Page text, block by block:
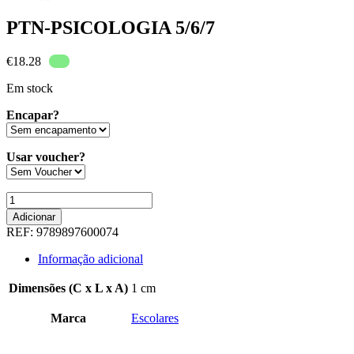
PTN-PSICOLOGIA 5/6/7
€18.28
Em stock
Encapar?
Usar voucher?
Quantidade
de
PTN-
PSICOLOGIA
5/6/7
Adicionar
REF: 9789897600074
Informação adicional
Dimensões (C x L x A) 1 cm
Marca Escolares